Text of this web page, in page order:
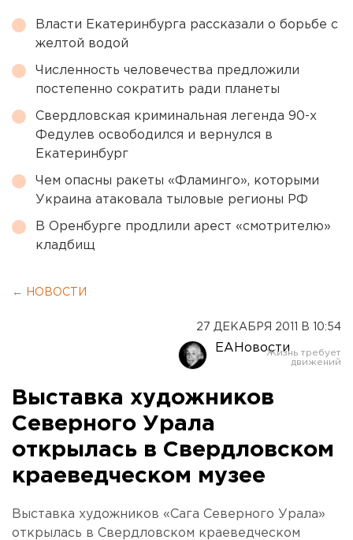
Власти Екатеринбурга рассказали о борьбе с
желтой водой
Численность человечества предложили
постепенно сократить ради планеты
Свердловская криминальная легенда 90-х
Федулев освободился и вернулся в
Екатеринбург
Чем опасны ракеты «Фламинго», которыми
Украина атаковала тыловые регионы РФ
В Оренбурге продлили арест «смотрителю»
кладбищ
← НОВОСТИ
27 ДЕКАБРЯ 2011 В 10:54
ЕАНовости
Выставка художников
Северного Урала
открылась в Свердловском
краеведческом музее
Выставка художников «Сага Северного Урала»
открылась в Свердловском краеведческом